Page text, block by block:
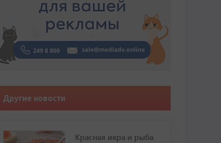
Другие новости
Красная икра и рыба